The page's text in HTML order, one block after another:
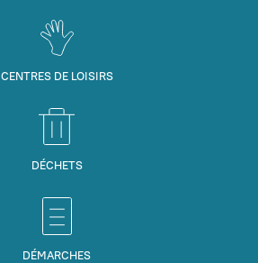
CENTRES DE LOISIRS
DÉCHETS
DÉMARCHES